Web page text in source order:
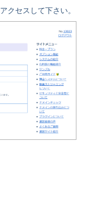
クセスして下さい。